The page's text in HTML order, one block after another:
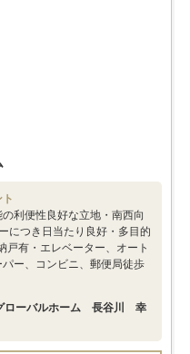
利便性良好な立地・南西向
につき日当たり良好・多目的
戸有・エレベーター、オート
パー、コンビニ、郵便局徒歩
ローバルホーム 長谷川 幸